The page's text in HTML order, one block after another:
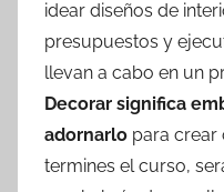
idear diseños de
presupuestos y
llevan a cabo en un
Decorar significa
adornarlo para crear
termines el curso,